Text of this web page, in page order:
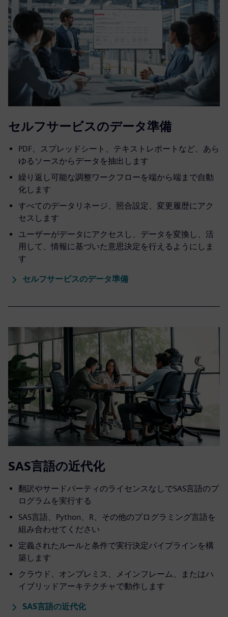
セルフサービスのデータ準備
PDF、スプレッドシート、テキストレポートなど、あら
ゆるソースからデータを抽出します
繰り返し可能な調整ワークフローを端から端まで自動
化します
すべてのデータリネージ、照合設定、変更履歴にアク
セスします
ユーザーがデータにアクセスし、データを変換し、活
用して、情報に基づいた意思決定を行えるようにしま
す
セルフサービスのデータ準備
SAS言語の近代化
翻訳やサードパーティのライセンスなしでSAS言語のプ
ログラムを実行する
SAS言語、Python、R、その他のプログラミング言語を
組み合わせてください
定義されたルールと条件で実行決定パイプラインを構
築します
クラウド、オンプレミス、メインフレーム、またはハ
イブリッドアーキテクチャで動作します
SAS言語の近代化